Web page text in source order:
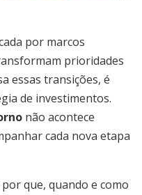
por marcos
prioridades
essas transições, é
de investimentos.
não acontece
cada nova etapa
que, quando e como